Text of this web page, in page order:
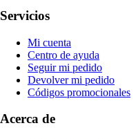
Servicios
Mi cuenta
Centro de ayuda
Seguir mi pedido
Devolver mi pedido
Códigos promocionales
Acerca de